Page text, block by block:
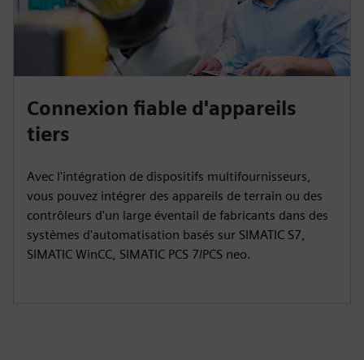
Connexion fiable d'appareils
tiers
Avec l'intégration de dispositifs multifournisseurs,
vous pouvez intégrer des appareils de terrain ou des
contrôleurs d'un large éventail de fabricants dans des
systèmes d'automatisation basés sur SIMATIC S7,
SIMATIC WinCC, SIMATIC PCS 7/PCS neo.